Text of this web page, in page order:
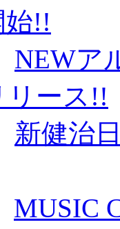
始!!
NEWア
リース!!
新健治
MUSIC